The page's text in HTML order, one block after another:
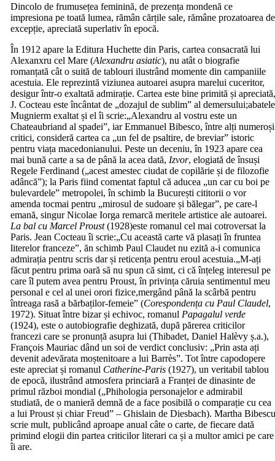
Dincolo de frumusețea feminină, de prezența mondenă ce
impresiona pe toată lumea, rămân cărțile sale, rămâne prozatoarea de
excepție, apreciată superlativ în epocă.
În 1912 apare la Editura Huchette din Paris, cartea consacrată lui
Alexanxru cel Mare (Alexandru asiatic), nu atât o biografie
romanțată cât o suită de tablouri ilustrând momente din campaniile
acestuia. Ele reprezintă viziunea autoarei asupra marelui cuceritor,
desigur într-o exaltată admirație. Cartea este bine primită și
J. Cocteau este încântat de „dozajul de sublim” al demersului;abatele
Mugnierm exaltat și el îi scrie:„Alexandru al vostru este un
Chateaubriand al spadei”, iar Emmanuel Bibesco, între alți numeroși
critici, consideră cartea ca „un fel de psaltire, de breviar” istoric
pentru viața macedonianului. Peste un deceniu, în 1923 apare cea
mai bună carte a sa de până la acea dată, Izvor, elogiată de însuși
Regele Ferdinand („acest amestec ciudat de copilărie și de filozofie
adâncă”); la Paris fiind comentat faptul că aducea „un car cu boi pe
bulevardele” metropolei, în schimb la București cititorii o vor
amenda tocmai pentru „mirosul de sudoare și bălegar”, pe care-l
emană, singur Nicolae Iorga remarcă meritele artistice ale autoarei.
La bal cu Marcel Proust(1928)este romanul cel mai cotroversat la
Paris. Jean Cocteau îi scrie:„Cu această carte vă plasați în fruntea
literelor franceze”, ăn schimb Paul Claudet nu ezită a-i comunica
admirația pentru scris dar și reticența pentru eroul acestuia.„M-ați
făcut pentru prima oară să nu spun că simt, ci că înțeleg interesul pe
care îl putem avea pentru Proust, în privința căruia sentimentul meu
personal e cel al unei orori fizice,mergând până la scârbă pentru
întreaga rasă a bărbaților-femeie” (Corespondența cu Paul Claudel,
1972). Situat între bizar și echivoc, romanul Papagalul verde
(1924), este o autobiografie deghizată, după părerea criticilor
francezi care se pronunță asupra lui (Thibadet, Daniel Halèvy ș.a.),
François Mauriac dând un soi de verdict conclusiv: „Prin asta ați
devenit adevărata moștenitoare a lui Barrès”. Tot între capodopere
este apreciat și romanul Catherine-Paris (1927), un veritabil tablou
de epocă, ilustrând atmosfera princiară a Franței de dinasinte de
primul război mondial („Phihologia personajelor e admirabil
studiată, de o manieră demnă de a face posibilă o comparație cu cea
a lui Proust și chiar Freud” – Ghislain de Diesbach). Martha
scrie mult, publicând aproape anual câte o carte, de fiecare dată
primind elogii din partea criticilor literari ca și a multor amici pe care
îi are.